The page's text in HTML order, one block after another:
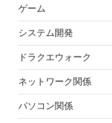
ゲーム
システム開発
ドラクエウォーク
ネットワーク関係
パソコン関係